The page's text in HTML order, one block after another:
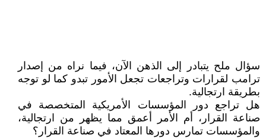
سؤال ملح يتبادر إلى الذهن الآن، فيما نراه من إصدار
ترامب لقرارات وتراجعات تجعل الأمور تبدو كما لو توجه
بطريقة ارتجالية.
هل تراجع دور المؤسسات الأمريكية المتخصصة في
صناعة القرار، أم الأمر أعمق مما يظهر من ارتجالية،
والمؤسسات تمارس دورها المعتاد في صناعة القرار؟